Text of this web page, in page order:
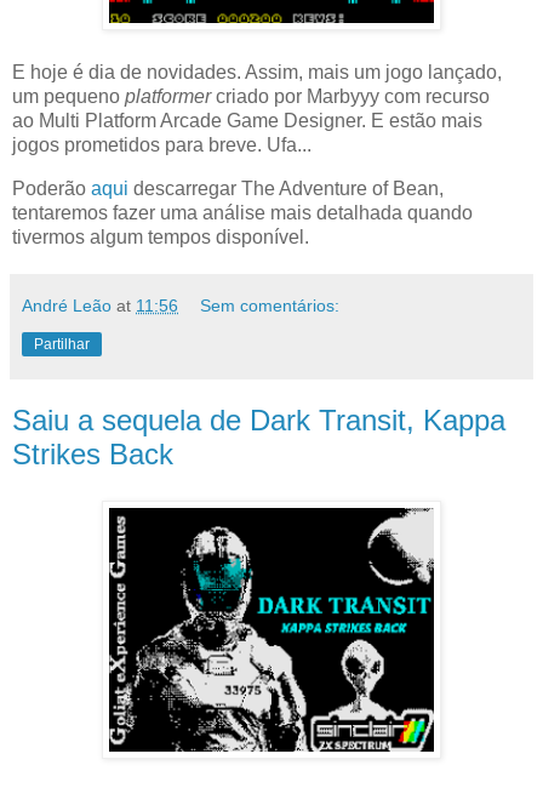
E hoje é dia de novidades. Assim, mais um jogo lançado,
um pequeno platformercriado por Marbyyy com recurso
ao Multi Platform Arcade Game Designer. E estão mais
jogos prometidos para breve. Ufa...
Poderão aqui descarregar The Adventure of Bean,
tentaremos fazer uma análise mais detalhada quando
tivermos algum tempos disponível.
André Leão at 11:56 Sem comentários:
Partilhar
Saiu a sequela de Dark Transit, Kappa
Strikes Back